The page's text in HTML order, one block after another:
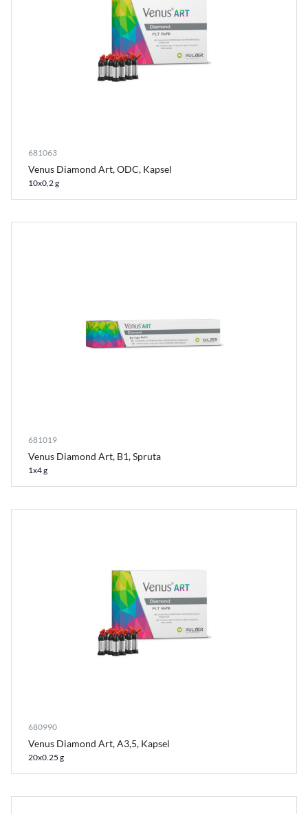
681063
Venus Diamond Art, ODC, Kapsel
10x0,2 g
681019
Venus Diamond Art, B1, Spruta
1x4 g
680990
Venus Diamond Art, A3,5, Kapsel
20x0.25 g